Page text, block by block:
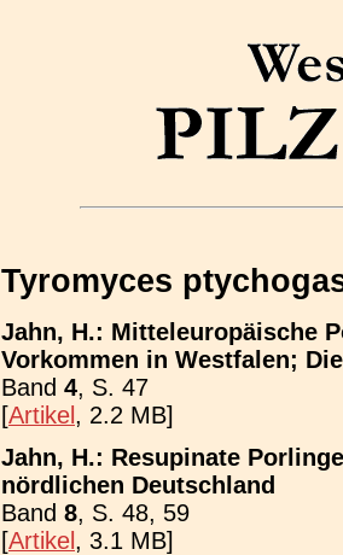
Tyromyces
Jahn, H.: Mitteleuropäische
Vorkommen in Westfalen;
Band 4, S. 47
[Artikel , 2.2 MB]
Jahn, H.: Resupinate
nördlichen Deutschland
Band 8, S. 48, 59
[Artikel , 3.1 MB]